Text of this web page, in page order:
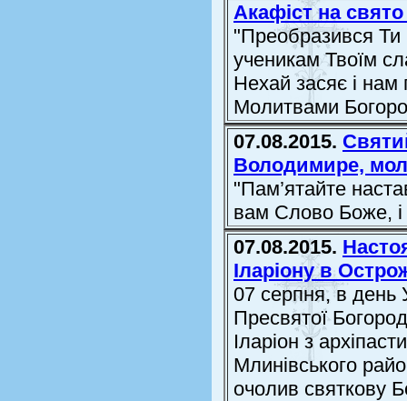
Акафіст на
"Преобразився Ти
ученикам Твоїм
Нехай засяє і нам
Молитвами
07.08.2015.
Володимире,
"Пам’ятайте
вам Слово Боже, і
07.08.2015.
Іларіону в
07 серпня, в день
Пресвятої
Іларіон з
Млинівського
очолив святкову